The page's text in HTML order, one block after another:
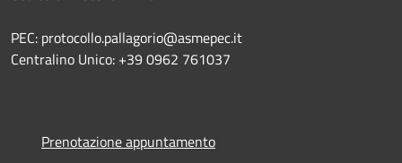
PEC: protocollo.pallagorio@asmepec.it
Centralino Unico: +39 0962 761037
Prenotazione appuntamento